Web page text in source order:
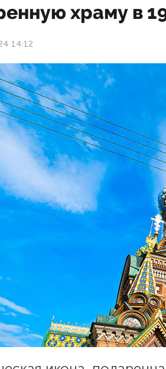
храму в
14:12